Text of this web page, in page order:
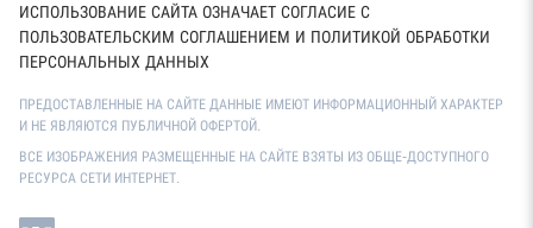
ИСПОЛЬЗОВАНИЕ САЙТА ОЗНАЧАЕТ СОГЛАСИЕ С
ПОЛЬЗОВАТЕЛЬСКИМ СОГЛАШЕНИЕМ И ПОЛИТИКОЙ ОБРАБОТКИ
ПЕРСОНАЛЬНЫХ ДАННЫХ
ПРЕДОСТАВЛЕННЫЕ НА САЙТЕ ДАННЫЕ ИМЕЮТ ИНФОРМАЦИОННЫЙ ХАРАКТЕР
И НЕ ЯВЛЯЮТСЯ ПУБЛИЧНОЙ ОФЕРТОЙ.
ВСЕ ИЗОБРАЖЕНИЯ РАЗМЕЩЕННЫЕ НА САЙТЕ ВЗЯТЫ ИЗ ОБЩЕ-ДОСТУПНОГО
РЕСУРСА СЕТИ ИНТЕРНЕТ.